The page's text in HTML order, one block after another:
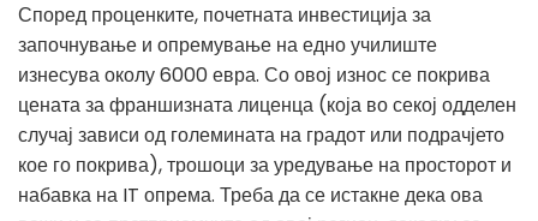
Според проценките, почетната инвестиција за
започнување и опремување на едно училиште
изнесува околу 6000 евра. Со овој износ се покрива
цената за франшизната лиценца (која во секој одделен
случај зависи од големината на градот или подрачјето
кое го покрива), трошоци за уредување на просторот и
набавка на IT опрема. Треба да се истакне дека ова